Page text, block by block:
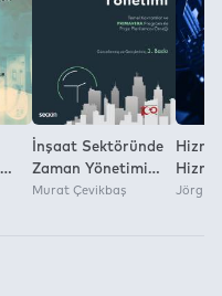
İnşaat Sektöründe
Zaman Yönetimi
Temel Kavramlar ve
Murat Çevikbaş Jörg